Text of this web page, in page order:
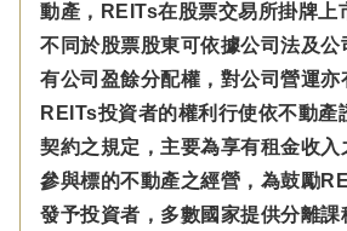
動產，REITs在股票交易所掛牌上
不同於股票股東可依據公司法及公
有公司盈餘分配權，對公司營運亦
REITs投資者的權利行使依不動產
契約之規定，主要為享有租金收入
參與標的不動產之經營，為鼓勵
發予投資者，多數國家提供分離